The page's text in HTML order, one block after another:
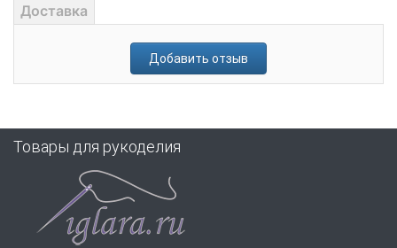
Доставка
Добавить отзыв
Товары для рукоделия